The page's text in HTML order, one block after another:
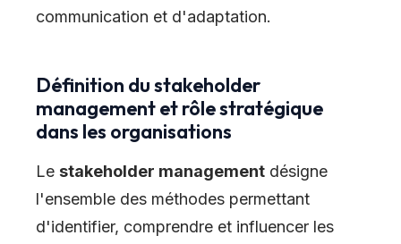
communication et d'adaptation.
Définition du stakeholder
management et rôle stratégique
dans les organisations
Le stakeholder management désigne
l'ensemble des méthodes permettant
d'identifier, comprendre et influencer les